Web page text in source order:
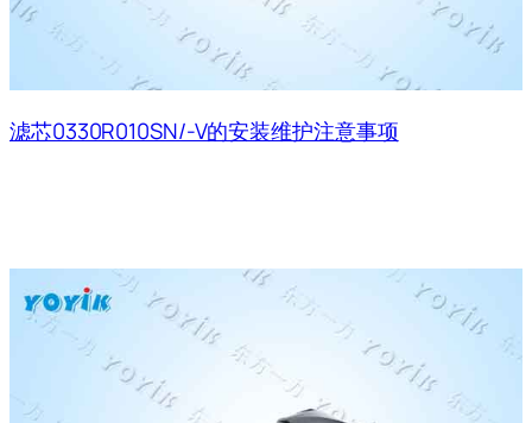
滤芯0330R010SN/-V的安装维护注意事项